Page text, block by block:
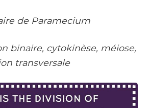
de Paramecium
binaire, cytokinèse, méiose,
transversale